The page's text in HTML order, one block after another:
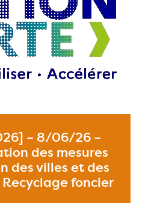
– 8/06/26 –
des mesures
des villes et des
foncier